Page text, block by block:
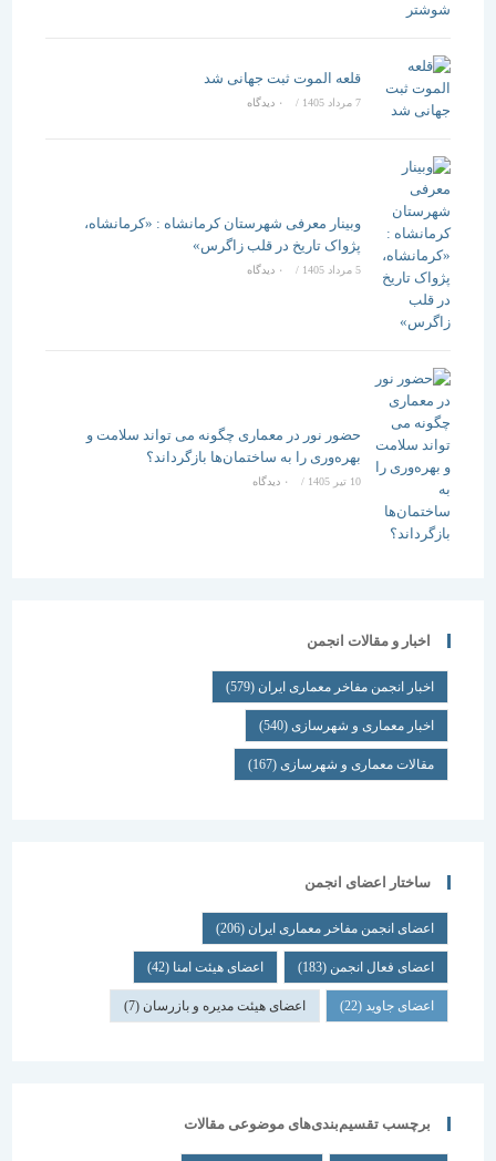
قلعه الموت ثبت جهانی شد
/ ۰ دیدگاه
وبینار معرفی شهرستان کرمانشاه : «کرمانشاه،
پژواک تاریخ در قلب زاگرس»
5 مرداد 1405 / ۰ دیدگاه
حضور نور در معماری چگونه می تواند سلامت و
بهره‌وری را به ساختمان‌ها بازگرداند؟
/ ۰ دیدگاه
اخبار و مقالات انجمن
اخبار انجمن مفاخر معماری ایران (579)
اخبار معماری و شهرسازی(540)
مقالات معماری و شهرسازی(167)
ساختار اعضای انجمن
اعضای انجمن مفاخر معماری ایران (206)
اعضای فعال انجمن(183) اعضای هیئت امنا(42)
اعضای جاوید(22) اعضای هیئت مدیره و بازرسان(7)
برچسب تقسیم‌بندی‌های موضوعی مقالات